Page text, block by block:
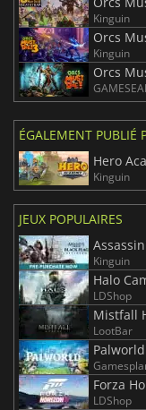
Kinguin
Orcs
Kinguin
Orcs
ÉGALEMENT PUBLIÉ
Hero
Kinguin
JEUX POPULAIRES
Kinguin
Halo
LDShop
Mistfall
LootBar
Palworld
Forza
LDShop